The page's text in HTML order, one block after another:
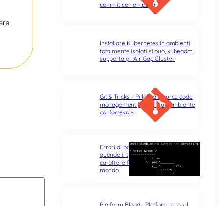
commit con empatia
Installare Kubernetes in ambienti
totalmente isolati si può, kubeadm
supporta gli Air Gap Cluster!
Git & Tricks – Pillole di source code
management | Parte 1: un ambiente
confortevole
Errori di battitura nel terminale:
quando il typo di un singolo
carattere fa tutta la differenza del
mondo
Platform Bloody Platform: ecco il